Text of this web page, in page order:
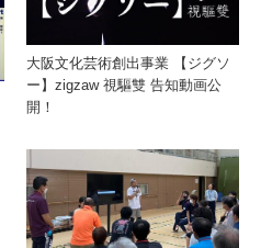
大阪文化芸術創出事業 【ジグソ
ー】zigzaw 視驅雙 告知動画公
開！